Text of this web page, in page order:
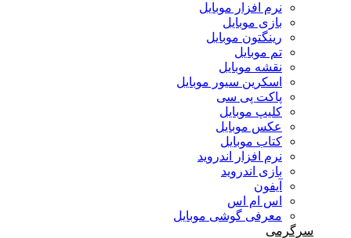
نرم افزار موبایل
بازی موبایل
رینگتون موبایل
تم موبایل
نقشه موبایل
اسکرین سیور موبایل
پاکت پی سی
کلیپ موبایل
عکس موبایل
کتاب موبایل
نرم افزار اندروید
بازی اندروید
آیفون
اس ام اس
معرفی گوشی موبایل
سرگرمی